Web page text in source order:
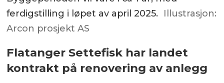
ferdigstilling i løpet av april 2025. Illustrasjon:
Arcon prosjekt AS
Flatanger Settefisk har landet
kontrakt på renovering av anlegg